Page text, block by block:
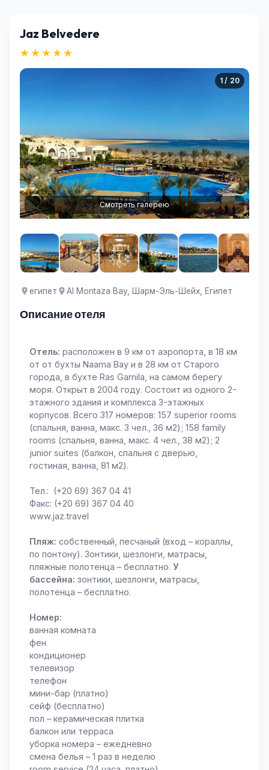
Jaz Belvedere
★★★★★
1 / 20
Смотреть галерею
египет Al Montaza Bay, Шарм-Эль-Шейх, Египет
Описание отеля
Отель: расположен в 9 км от аэропорта, в 18 км
от от бухты Naama Bay и в 28 км от Старого
города, в бухте Ras Gamila, на самом берегу
моря. Открыт в 2004 году. Состоит из одного 2-
этажного здания и комплекса 3-этажных
корпусов. Всего 317 номеров: 157 superior rooms
(спальня, ванна, макс. 3 чел., 36 м2); 158 family
rooms (спальня, ванна, макс. 4 чел., 38 м2); 2
junior suites (балкон, спальня с дверью,
гостиная, ванна, 81 м2).
Тел.: (+20 69) 367 04 41
Факс: (+20 69) 367 04 40
www.jaz.travel
Пляж: собственный, песчаный (вход – кораллы,
по понтону). Зонтики, шезлонги, матрасы,
пляжные полотенца – бесплатно. У
бассейна: зонтики, шезлонги, матрасы,
полотенца – бесплатно.
Номер:
ванная комната
фен
кондиционер
телевизор
телефон
мини-бар (платно)
сейф (бесплатно)
пол – керамическая плитка
балкон или терраса
уборка номера – ежедневно
смена белья – 1 раз в неделю